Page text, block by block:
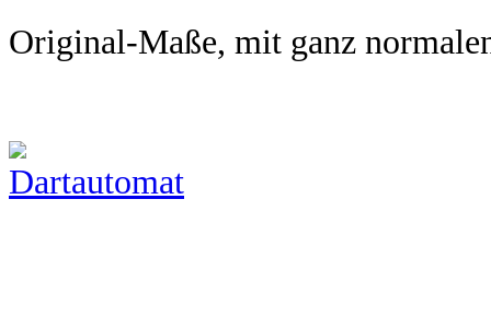
Original-Maße, mit ganz